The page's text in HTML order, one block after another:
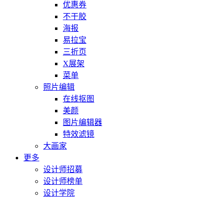
优惠券
不干胶
海报
易拉宝
三折页
X展架
菜单
照片编辑
在线抠图
美颜
图片编辑器
特效滤镜
大画家
更多
设计师招募
设计师榜单
设计学院